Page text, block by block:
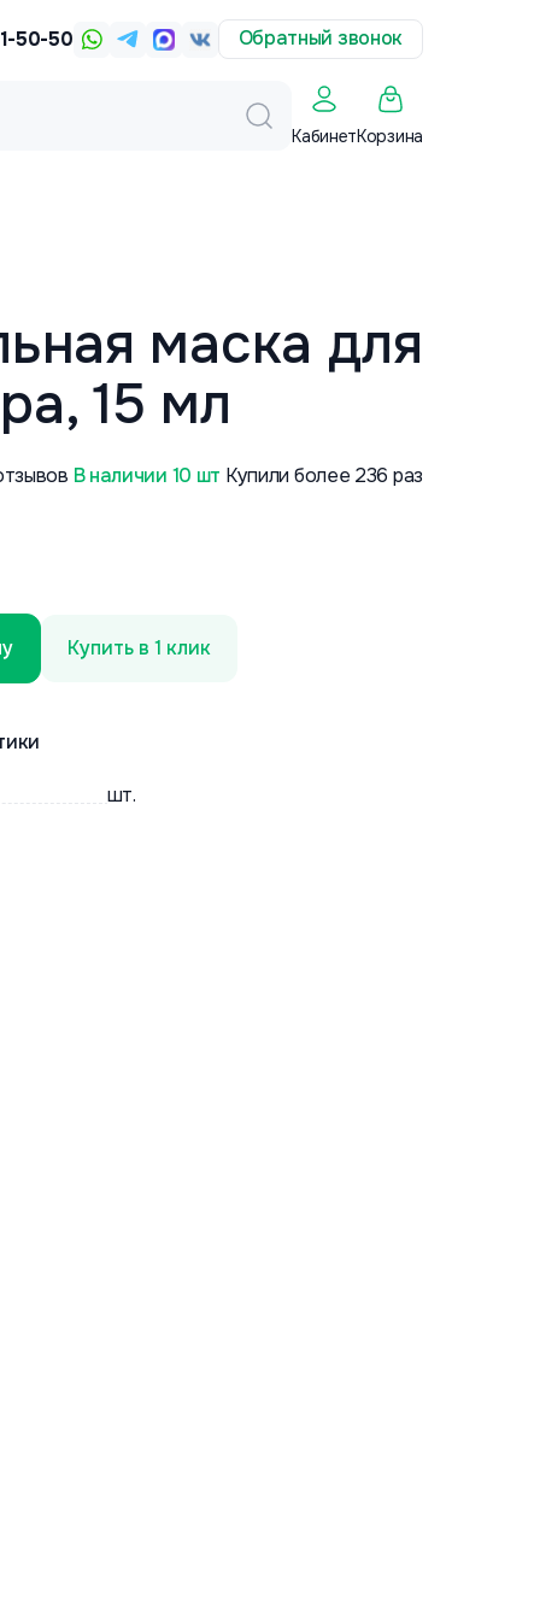
50-50 Обратный звонок
КабинетКорзина
маска для
15 мл
В наличии 10 шт Купили более 236 раз
Купить в 1 клик
шт.